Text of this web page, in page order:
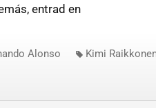
entrad en
Alonso Kimi